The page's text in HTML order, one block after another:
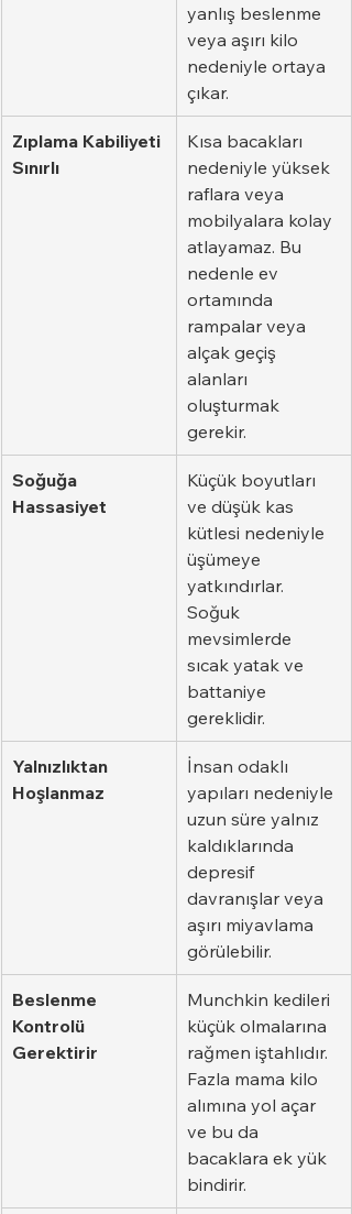
yanlış beslenme
veya aşırı kilo
nedeniyle ortaya
çıkar.
Zıplama Kabiliyeti
Sınırlı
Kısa bacakları
nedeniyle yüksek
raflara veya
mobilyalara kolay
atlayamaz. Bu
nedenle ev
ortamında
rampalar veya
alçak geçiş
alanları
oluşturmak
gerekir.
Soğuğa
Hassasiyet
Küçük boyutları
ve düşük kas
kütlesi nedeniyle
üşümeye
yatkındırlar.
Soğuk
mevsimlerde
sıcak yatak ve
battaniye
gereklidir.
Yalnızlıktan
Hoşlanmaz
İnsan odaklı
yapıları nedeniyle
uzun süre yalnız
kaldıklarında
depresif
davranışlar veya
aşırı miyavlama
görülebilir.
Beslenme
Kontrolü
Gerektirir
Munchkin kedileri
küçük olmalarına
rağmen iştahlıdır.
Fazla mama kilo
alımına yol açar
ve bu da
bacaklara ek yük
bindirir.